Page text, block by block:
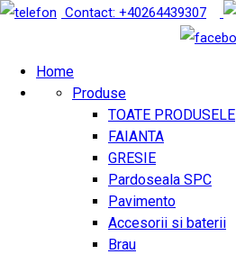
Contact: +40264439307
Home
Produse
TOATE PRODUSELE
FAIANTA
GRESIE
Pardoseala SPC
Pavimento
Accesorii si baterii
Brau